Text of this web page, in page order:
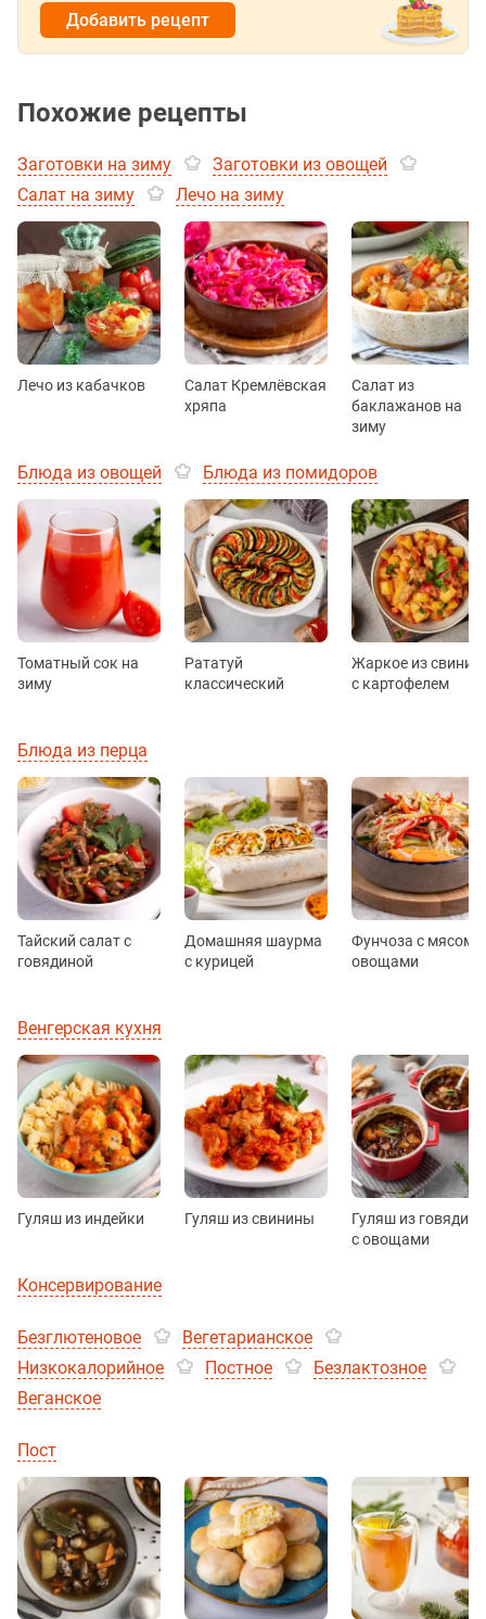
Добавить рецепт
Похожие рецепты
Заготовки на зиму
Заготовки из овощей
Салат на зиму
Лечо на зиму
Лечо из кабачков
Салат Кремлёвская
хряпа
Салат из
баклажанов на
зиму
Блюда из овощей Блюда из помидоров
Томатный сок на
зиму
Рататуй
классический
Жаркое из
с картофелем
Блюда из перца
Тайский салат с
говядиной
Домашняя шаурма
с курицей
Фунчоза с мясом и
овощами
Венгерская кухня
Гуляш из индейки Гуляш из свинины
Гуляш из
с овощами
Консервирование
Безглютеновое
Вегетарианское
Низкокалорийное
Постное
Безлактозное
Веганское
Пост